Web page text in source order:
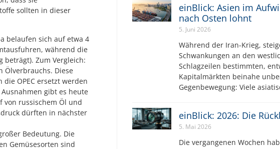
sollten in dieser
belaufen sich auf etwa 4
während die
beträgt). Zum Vergleich:
Ölverbrauchs. Diese
OPEC ersetzt werden
gibt es heute
von russischem Öl und
dürften in nächster
Bedeutung. Die
Gemüsesorten sind
einBlick: Asien im
nach Osten lohnt
5. Juni 2026
Während der Iran-Krieg,
Schwankungen an den
Schlagzeilen bestimmten,
Kapitalmärkten beinahe
Gegenbewegung: Viele
einBlick: 2026: Die
5. Mai 2026
Die vergangenen Wochen